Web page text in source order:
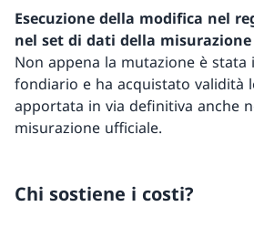
Esecuzione della modifica nel
nel set di dati della
Non appena la mutazione è
fondiario e ha acquistato validità
apportata in via definitiva anche
misurazione ufficiale.
Chi sostiene i costi?